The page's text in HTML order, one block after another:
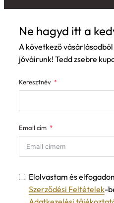
Ne hagyd itt a
A következő
jóváírunk! Tedd zsebre
Keresztnév
Email cím
Elolvastam és
Szerződési Feltételek-